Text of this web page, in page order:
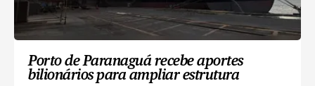
Porto de Paranaguá recebe aportes
bilionários para ampliar estrutura